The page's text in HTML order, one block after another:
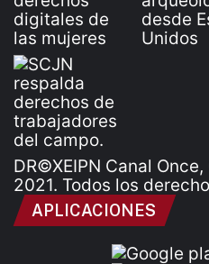
DR©XEIPN Canal
2021. Todos los
APLICACIONES